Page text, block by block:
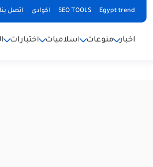
Egypt trend
SEO TOOLS اكوادى اتصل بنا
اخبار منوعات اسلاميات اختبارات